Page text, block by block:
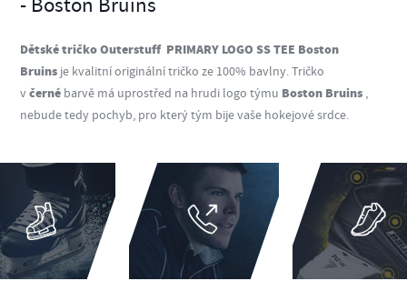
- Boston Bruins
Dětské tričko Outerstuff PRIMARY LOGO SS TEE Boston
Bruins je kvalitní originální tričko ze 100% bavlny. Tričko
včerné barvě má uprostřed na hrudi logo týmu Boston Bruins ,
nebude tedy pochyb, pro který tým bije vaše hokejové srdce.